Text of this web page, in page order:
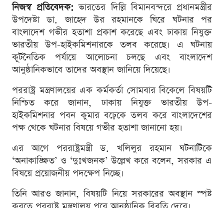
নিজস্ব প্রতিবেদক: ভারতের দিল্লি বিমানবন্দরে প্রধানমন্ত্রীর
উপদেষ্টা ডা. জাহেদ উর রহমানকে ঘিরে ঘটনার পর
বাংলাদেশ গভীর হতাশা প্রকাশ করেছে এবং ঢাকায় নিযুক্ত
ভারতীয় উপ-হাইকমিশনারকে তলব করেছে। এ ঘটনায়
কূটনৈতিক পর্যায়ে আলোচনা চলছে এবং বাংলাদেশ
আনুষ্ঠানিকভাবে তাদের অবস্থান জানিয়ে দিয়েছে।
পররাষ্ট্র মন্ত্রণালয়ের এক কর্মকর্তা সোমবার বিকেলে বিষয়টি
নিশ্চিত করে জানান, ঢাকায় নিযুক্ত ভারতীয় উপ-
হাইকমিশনার পবন কুমার বঢ়েকে তলব করে বাংলাদেশের
পক্ষ থেকে ঘটনার বিষয়ে গভীর হতাশা জানানো হয়।
এর আগে পররাষ্ট্রমন্ত্রী ড. খলিলুর রহমান ঘটনাটিকে
‘অনাকাঙ্ক্ষিত’ ও ‘দুঃখজনক’ উল্লেখ করে বলেন, সরকার এ
বিষয়ে প্রয়োজনীয় পদক্ষেপ নিচ্ছে।
তিনি আরও জানান, বিষয়টি নিয়ে সরকারের অবস্থান স্পষ্ট